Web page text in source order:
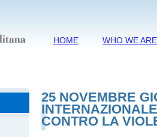
HOME WHO WE ARE
25 NOVEMBRE
CONTRO LA